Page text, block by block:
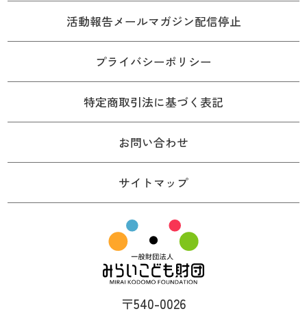
活動報告メールマガジン配信停止
プライバシーポリシー
特定商取引法に基づく表記
お問い合わせ
サイトマップ
〒540-0026